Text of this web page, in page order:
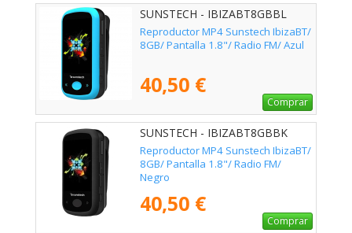
SUNSTECH - IBIZABT8GBBL
Reproductor MP4 Sunstech IbizaBT/
8GB/ Pantalla 1.8"/ Radio FM/ Azul
40,50 €
Comprar
SUNSTECH - IBIZABT8GBBK
Reproductor MP4 Sunstech IbizaBT/
8GB/ Pantalla 1.8"/ Radio FM/
Negro
40,50 €
Comprar